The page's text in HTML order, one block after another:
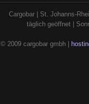
Cargobar | St. Johanns-
täglich geöffnet |
© 2009 cargobar gmbh |